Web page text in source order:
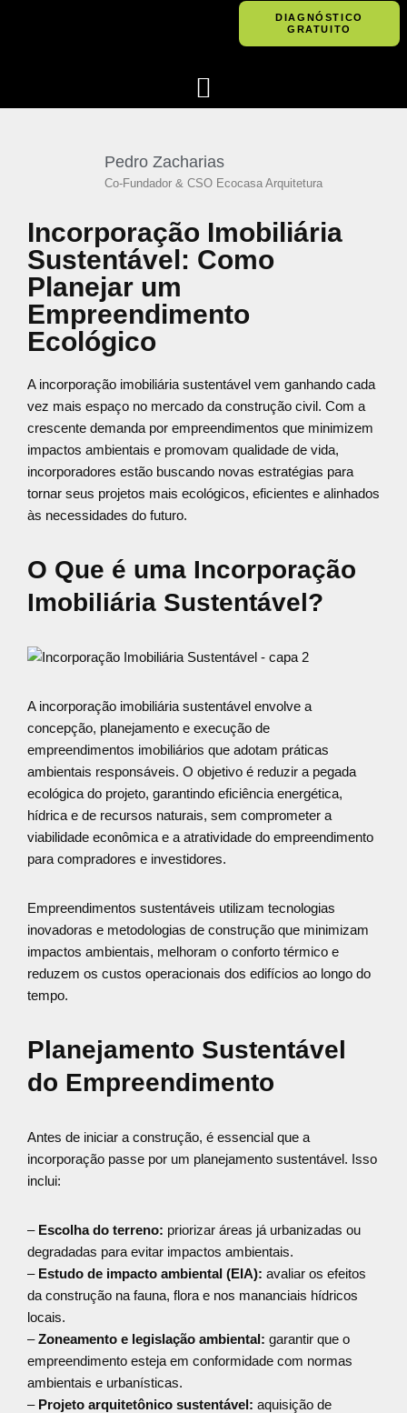
DIAGNÓSTICO
GRATUITO
Pedro Zacharias
Co-Fundador & CSO Ecocasa Arquitetura
Incorporação Imobiliária
Sustentável: Como
Planejar um
Empreendimento
Ecológico
A incorporação imobiliária sustentável vem ganhando cada
vez mais espaço no mercado da construção civil. Com a
crescente demanda por empreendimentos que minimizem
impactos ambientais e promovam qualidade de vida,
incorporadores estão buscando novas estratégias para
tornar seus projetos mais ecológicos, eficientes e alinhados
às necessidades do futuro.
O Que é uma Incorporação
Imobiliária Sustentável?
A incorporação imobiliária sustentável envolve a
concepção, planejamento e execução de
empreendimentos imobiliários que adotam práticas
ambientais responsáveis. O objetivo é reduzir a pegada
ecológica do projeto, garantindo eficiência energética,
hídrica e de recursos naturais, sem comprometer a
viabilidade econômica e a atratividade do empreendimento
para compradores e investidores.
Empreendimentos sustentáveis utilizam tecnologias
inovadoras e metodologias de construção que minimizam
impactos ambientais, melhoram o conforto térmico e
reduzem os custos operacionais dos edifícios ao longo do
tempo.
Planejamento Sustentável
do Empreendimento
Antes de iniciar a construção, é essencial que a
incorporação passe por um planejamento sustentável. Isso
inclui:
– Escolha do terreno: priorizar áreas já urbanizadas ou
degradadas para evitar impactos ambientais.
– Estudo de impacto ambiental (EIA): avaliar os efeitos
da construção na fauna, flora e nos mananciais hídricos
locais.
–Zoneamento e legislação ambiental: garantir que o
empreendimento esteja em conformidade com normas
ambientais e urbanísticas.
– Projeto arquitetônico sustentável: aquisição de